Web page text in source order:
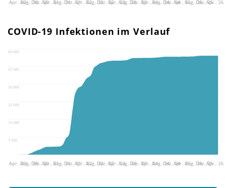
Apr.. '20Aug.. '20Dez.. '20Apr.. '21Aug.. '21Dez.. '21Apr.. '22Aug.. '22Dez.. '22Apr.. '23Aug.. '23Dez.. '23Apr.. '24Aug.. '24Dez.. '24Apr.. '25Aug.. '25Dez.. '25Apr.. '26
COVID-19 Infektionen im Verlauf
7.500
15.000
22.500
30.000
37.500
45.000
Apr.. '20Aug.. '20Dez.. '20Apr.. '21Aug.. '21Dez.. '21Apr.. '22Aug.. '22Dez.. '22Apr.. '23Aug.. '23Dez.. '23Apr.. '24Aug.. '24Dez.. '24Apr.. '25Aug.. '25Dez.. '25Apr.. '26